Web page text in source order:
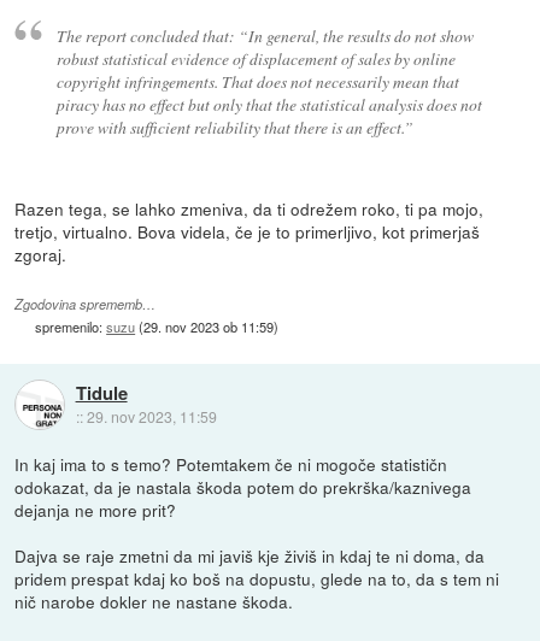
The report concluded that: “In general, the results do not show
robust statistical evidence of displacement of sales by online
copyright infringements. That does not necessarily mean that
piracy has no effect but only that the statistical analysis does not
prove with sufficient reliability that there is an effect.”
Razen tega, se lahko zmeniva, da ti odrežem roko, ti pa mojo,
tretjo, virtualno. Bova videla, če je to primerljivo, kot primerjaš
zgoraj.
Zgodovina sprememb…
spremenilo:suzu(29. nov 2023 ob 11:59)
Tidule
::29. nov 2023, 11:59
In kaj ima to s temo? Potemtakem če ni mogoče statističn
odokazat, da je nastala škoda potem do prekrška/kaznivega
dejanja ne more prit?
Dajva se raje zmetni da mi javiš kje živiš in kdaj te ni doma, da
pridem prespat kdaj ko boš na dopustu, glede na to, da s tem ni
nič narobe dokler ne nastane škoda.